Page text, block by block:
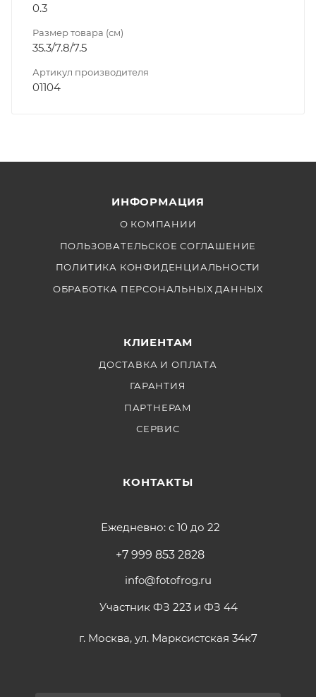
0.3
Размер товара (см)
35.3/7.8/7.5
Артикул производителя
01104
ИНФОРМАЦИЯ
О КОМПАНИИ
ПОЛЬЗОВАТЕЛЬСКОЕ СОГЛАШЕНИЕ
ПОЛИТИКА КОНФИДЕНЦИАЛЬНОСТИ
ОБРАБОТКА ПЕРСОНАЛЬНЫХ ДАННЫХ
КЛИЕНТАМ
ДОСТАВКА И ОПЛАТА
ГАРАНТИЯ
ПАРТНЕРАМ
СЕРВИС
КОНТАКТЫ
Ежедневно: с 10 до 22
+7 999 853 2828
info@fotofrog.ru
Участник ФЗ 223 и ФЗ 44
г. Москва, ул. Марксистская 34к7